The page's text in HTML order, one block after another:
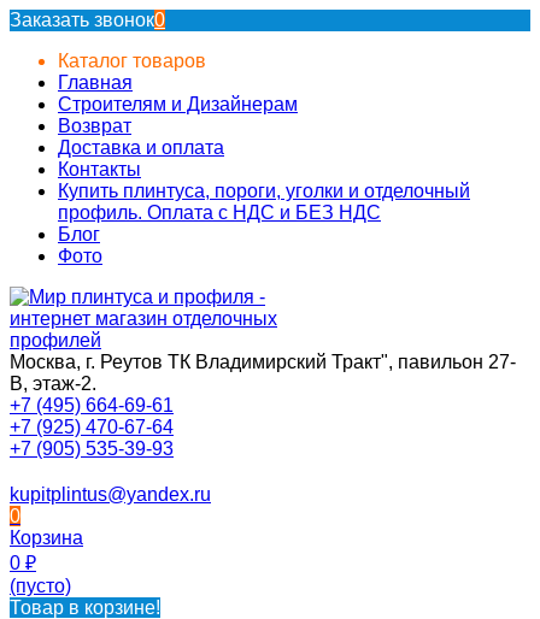
Заказать звонок0
Каталог товаров
Главная
Строителям и Дизайнерам
Возврат
Доставка и оплата
Контакты
Купить плинтуса, пороги, уголки и отделочный
профиль. Оплата с НДС и БЕЗ НДС
Блог
Фото
Москва, г. Реутов ТК Владимирский Тракт", павильон 27-
В, этаж-2.
+7 (495) 664-69-61
+7 (925) 470-67-64
+7 (905) 535-39-93
kupitplintus@yandex.ru
0
Корзина
0 ₽
(пусто)
Товар в корзине!